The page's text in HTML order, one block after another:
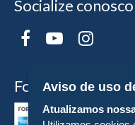
Socialize conosco
Formas de
Aviso de uso
Atualizamos